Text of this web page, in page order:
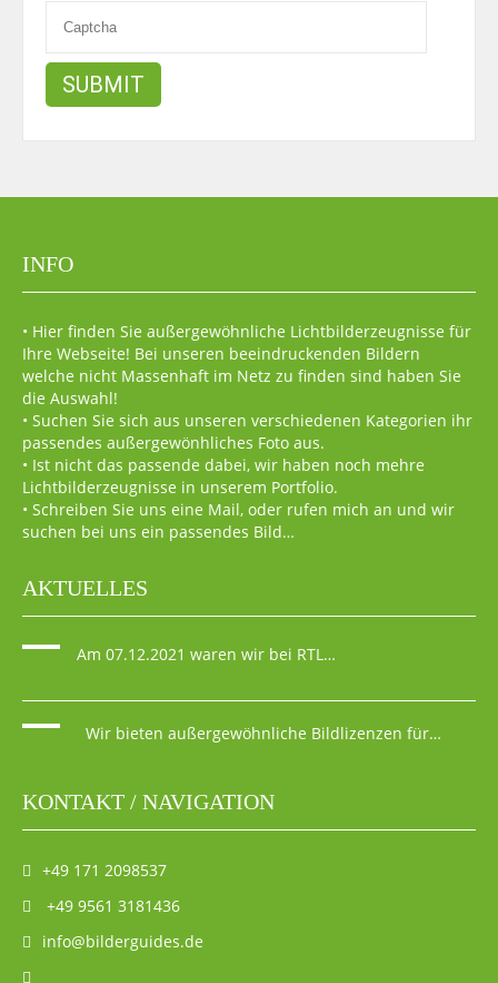
INFO
• Hier finden Sie außergewöhnliche Lichtbilderzeugnisse für
Ihre Webseite! Bei unseren beeindruckenden Bildern
welche nicht Massenhaft im Netz zu finden sind haben Sie
die Auswahl!
• Suchen Sie sich aus unseren verschiedenen Kategorien ihr
passendes außergewönhliches Foto aus.
• Ist nicht das passende dabei, wir haben noch mehre
Lichtbilderzeugnisse in unserem Portfolio.
• Schreiben Sie uns eine Mail, oder rufen mich an und wir
suchen bei uns ein passendes Bild…
AKTUELLES
Am 07.12.2021 waren wir bei RTL…
Wir bieten außergewöhnliche Bildlizenzen für…
KONTAKT / NAVIGATION
+49 171 2098537
+49 9561 3181436
info@bilderguides.de